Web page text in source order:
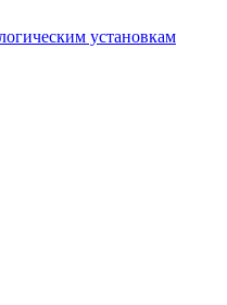
установкам